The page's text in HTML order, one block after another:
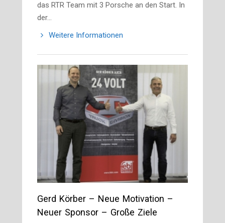
das RTR Team mit 3 Porsche an den Start. In
der…
Weitere Informationen
Gerd Körber – Neue Motivation –
Neuer Sponsor – Große Ziele